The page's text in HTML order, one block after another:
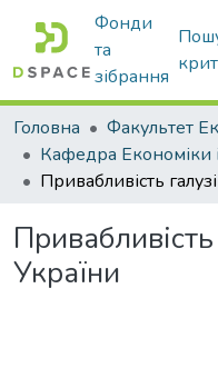
Фонди
та
зібрання
Головна
України